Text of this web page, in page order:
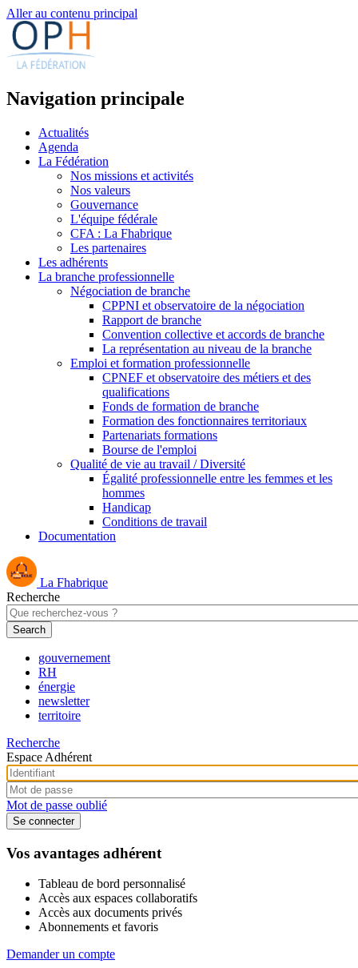
Aller au contenu principal
Navigation principale
Actualités
Agenda
La Fédération
Nos missions et activités
Nos valeurs
Gouvernance
L'équipe fédérale
CFA : La Fhabrique
Les partenaires
Les adhérents
La branche professionnelle
Négociation de branche
CPPNI et observatoire de la négociation
Rapport de branche
Convention collective et accords de branche
La représentation au niveau de la branche
Emploi et formation professionnelle
CPNEF et observatoire des métiers et des
qualifications
Fonds de formation de branche
Formation des fonctionnaires territoriaux
Partenariats formations
Bourse de l'emploi
Qualité de vie au travail / Diversité
Égalité professionnelle entre les femmes et les
hommes
Handicap
Conditions de travail
Documentation
La Fhabrique
Recherche
gouvernement
RH
énergie
newsletter
territoire
Recherche
Espace Adhérent
Mot de passe oublié
Vos avantages adhérent
Tableau de bord personnalisé
Accès aux espaces collaboratifs
Accès aux documents privés
Abonnements et favoris
Demander un compte